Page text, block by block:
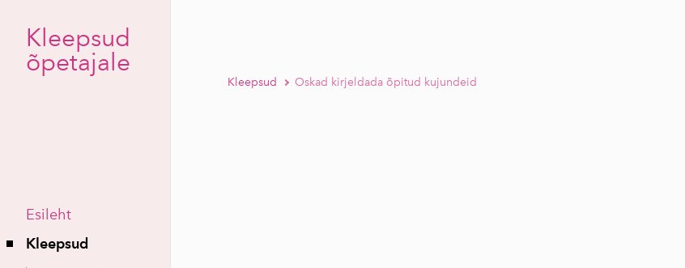
Kleepsud
õpetajale
Esileht
Kleepsud
Kleepsud Oskad kirjeldada õpitud kujundeid